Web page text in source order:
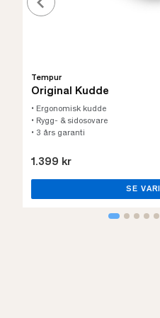
Tempur
Original Kudde
• Ergonomisk kudde
• Rygg- & sidosovare
• 3 års garanti
1.399 kr
SE